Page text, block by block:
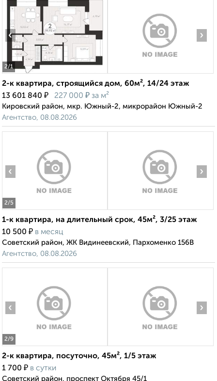
2/1
‹ ›
2-к квартира, строящийся дом, 60м², 14/24 этаж
13 601 840 ₽ 227 000 ₽ за м²
Кировский район, мкр. Южный-2, микрорайон Южный-2
Агентство, 08.08.2026
2/5
‹ ›
1-к квартира, на длительный срок, 45м², 3/25 этаж
10 500 ₽ в месяц
Советский район, ЖК Видинеевский, Пархоменко 156В
Агентство, 08.08.2026
2/9
‹ ›
2-к квартира, посуточно, 45м², 1/5 этаж
1 700 ₽ в сутки
Советский район, проспект Октября 45/1